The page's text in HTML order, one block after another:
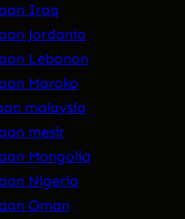
Iraq
Jordania
Lebanon
Maroko
malaysia
mesir
Mongolia
Nigeria
Oman